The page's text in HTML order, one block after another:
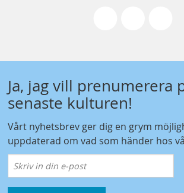
Ja, jag vill prenumerera
senaste kulturen!
Vårt nyhetsbrev ger dig en grym
uppdaterad om vad som händer hos